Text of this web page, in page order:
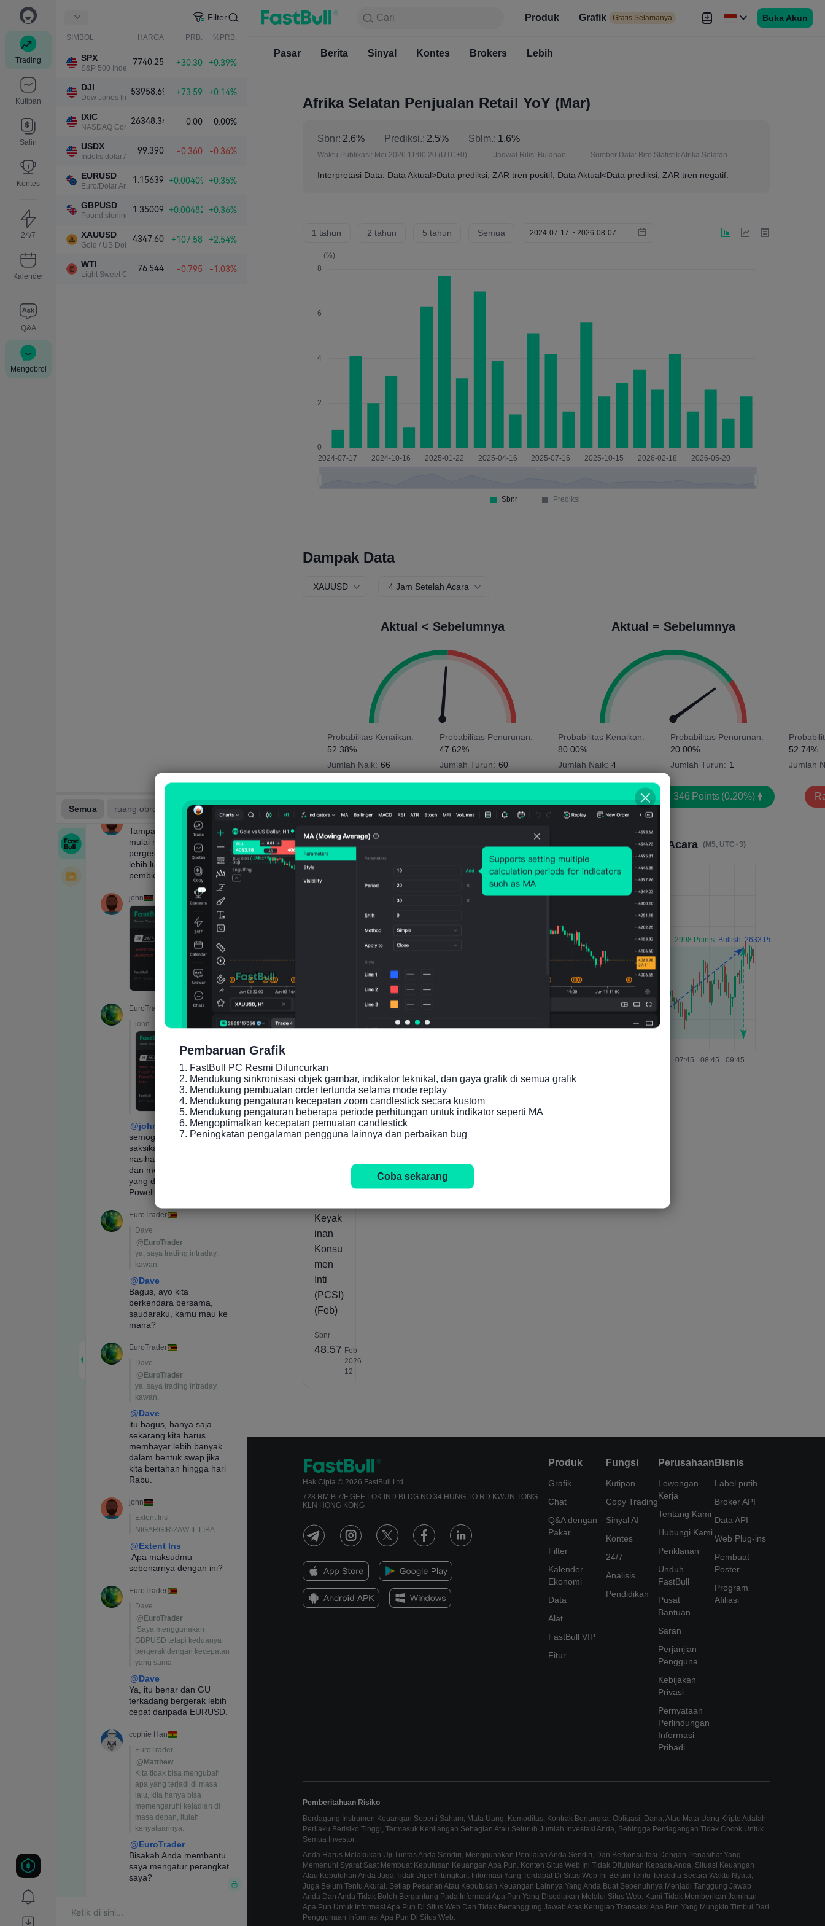
Trading
Kutipan
Salin
Kontes
24/7
Kalender
Q&A
Mengobrol
Filter
SIMBOL HARGA PRB. %PRB.
SPX
S&P 500 Index
7740.25 +30.30 +0.39%
DJI
Dow Jones Industrial Average
53958.69 +73.59 +0.14%
IXIC
NASDAQ Composite Index
26348.34 0.00 0.00%
USDX
Indeks dolar AS
99.390 -0.360 -0.36%
EURUSD
Euro/Dolar Amerika
1.15639 +0.00409 +0.35%
GBPUSD
Pound sterling/Dolar Amerika
1.35009 +0.00482 +0.36%
XAUUSD
Gold / US Dollar
4347.60 +107.58 +2.54%
WTI
Light Sweet Crude Oil
76.544 -0.795 -1.03%
Cari Produk Grafik Gratis Selamanya
Pasar Berita Sinyal Kontes
Buka Akun
Cari
Gratis Selamanya
Pasar Berita Sinyal Kontes Brokers Lebih
Afrika Selatan Penjualan Retail YoY (Mar)
Sbnr: 2.6% Prediksi.: 2.5% Sblm.: 1.6%
Waktu Publikasi: Mei 2026 11:00 20 (UTC+0) Jadwal Rilis: Bulanan Sumber Data: Biro Statistik Afrika Selatan
Interpretasi Data: Data Aktual>Data prediksi, ZAR tren positif; Data Aktual<Data prediksi, ZAR tren negatif.
1 tahun 2 tahun 5 tahun Semua
Dampak Data
XAUUSD 4 Jam Setelah Acara
Aktual < Sebelumnya
Probabilitas Kenaikan:
52.38%
Jumlah Naik: 66
Probabilitas Penurunan:
47.62%
Jumlah Turun: 60
Aktual = Sebelumnya
Probabilitas Kenaikan:
80.00%
Jumlah Naik: 4
Probabilitas Penurunan:
20.00%
Jumlah Turun: 1
Rata-rata Volatilitas: 346 Points (0.20%)
52.74%
Jumlah
Grafik Harga Dampak 4 Jam Setelah Acara (M5, UTC+3)
Indikator yang Relevan
Keyak
inan
Konsu
men
Inti
(PCSI)
(Feb)
Sbnr
48.57 Feb
2026
12
Hak Cipta © 2026 FastBull Ltd
728 RM B 7/F GEE LOK IND BLDG NO 34 HUNG TO RD KWUN TONG
KLN HONG KONG
Produk
Grafik
Chat
Q&A dengan
Pakar
Filter
Kalender
Ekonomi
Data
Alat
FastBull VIP
Fitur
Fungsi
Kutipan
Copy Trading
Sinyal AI
Kontes
24/7
Analisis
Pendidikan
Perusahaan
Lowongan
Kerja
Tentang Kami
Hubungi Kami
Periklanan
Unduh
FastBull
Pusat
Bantuan
Saran
Perjanjian
Pengguna
Kebijakan
Privasi
Pernyataan
Perlindungan
Informasi
Pribadi
Bisnis
Label putih
Broker API
Data API
Web Plug-ins
Pembuat
Poster
Program
Afiliasi
Pemberitahuan Risiko
Berdagang Instrumen Keuangan Seperti Saham, Mata Uang, Komoditas, Kontrak Berjangka, Obligasi, Dana, Atau Mata Uang Kripto Adalah
Perilaku Berisiko Tinggi, Termasuk Kehilangan Sebagian Atau Seluruh Jumlah Investasi Anda, Sehingga Perdagangan Tidak Cocok Untuk
Semua Investor.
Anda Harus Melakukan Uji Tuntas Anda Sendiri, Menggunakan Penilaian Anda Sendiri, Dan Berkonsultasi Dengan Penasihat Yang
Memenuhi Syarat Saat Membuat Keputusan Keuangan Apa Pun. Konten Situs Web Ini Tidak Ditujukan Kepada Anda, Situasi Keuangan
Atau Kebutuhan Anda Juga Tidak Diperhitungkan. Informasi Yang Terdapat Di Situs Web Ini Belum Tentu Tersedia Secara Waktu Nyata,
Juga Belum Tentu Akurat. Setiap Pesanan Atau Keputusan Keuangan Lainnya Yang Anda Buat Sepenuhnya Menjadi Tanggung Jawab
Anda Dan Anda Tidak Boleh Bergantung Pada Informasi Apa Pun Yang Disediakan Melalui Situs Web. Kami Tidak Memberikan Jaminan
Apa Pun Untuk Informasi Apa Pun Di Situs Web Dan Tidak Bertanggung Jawab Atas Kerugian Transaksi Apa Pun Yang Mungkin Timbul Dari
Penggunaan Informasi Apa Pun Di Situs Web.
Pembaruan Grafik
1. FastBull PC Resmi Diluncurkan
2. Mendukung sinkronisasi objek gambar, indikator teknikal, dan gaya grafik di semua grafik
3. Mendukung pembuatan order tertunda selama mode replay
4. Mendukung pengaturan kecepatan zoom candlestick secara kustom
5. Mendukung pengaturan beberapa periode perhitungan untuk indikator seperti MA
6. Mengoptimalkan kecepatan pemuatan candlestick
7. Peningkatan pengalaman pengguna lainnya dan perbaikan bug
Coba sekarang